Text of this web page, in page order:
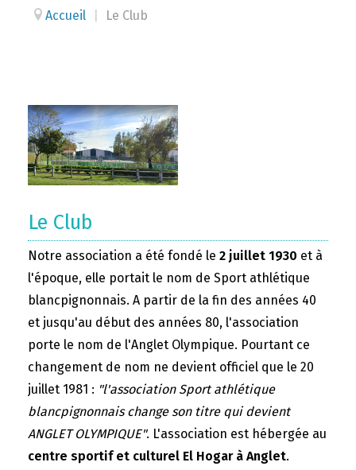
Accueil Le Club
Le Club
Notre association a été fondé le 2 juillet 1930 et à
l'époque, elle portait le nom de Sport athlétique
blancpignonnais. A partir de la fin des années 40
et jusqu'au début des années 80, l'association
porte le nom de l'Anglet Olympique. Pourtant ce
changement de nom ne devient officiel que le 20
juillet 1981 : "l'association Sport athlétique
blancpignonnais change son titre qui devient
ANGLET OLYMPIQUE". L'association est hébergée au
centre sportif et culturel El Hogar à Anglet.